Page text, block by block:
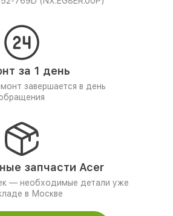
за 1 день
завершается в день
запчасти Acer
— необходимые детали уже
в Москве